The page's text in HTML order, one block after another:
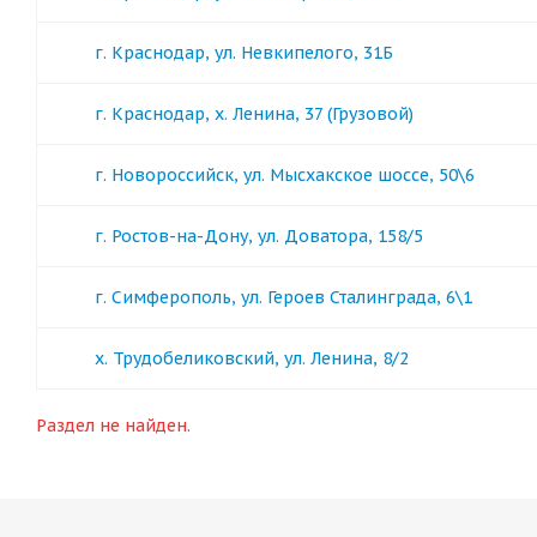
г. Краснодар, ул. Невкипелого, 31Б
г. Краснодар, х. Ленина, 37 (Грузовой)
г. Новороссийск, ул. Мысхакское шоссе, 50\6
г. Ростов-на-Дону, ул. Доватора, 158/5
г. Симферополь, ул. Героев Сталинграда, 6\1
х. Трудобеликовский, ул. Ленина, 8/2
Раздел не найден.